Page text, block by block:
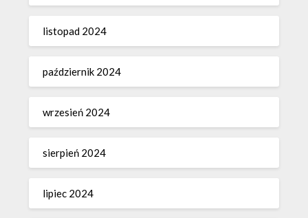
listopad 2024
październik 2024
wrzesień 2024
sierpień 2024
lipiec 2024